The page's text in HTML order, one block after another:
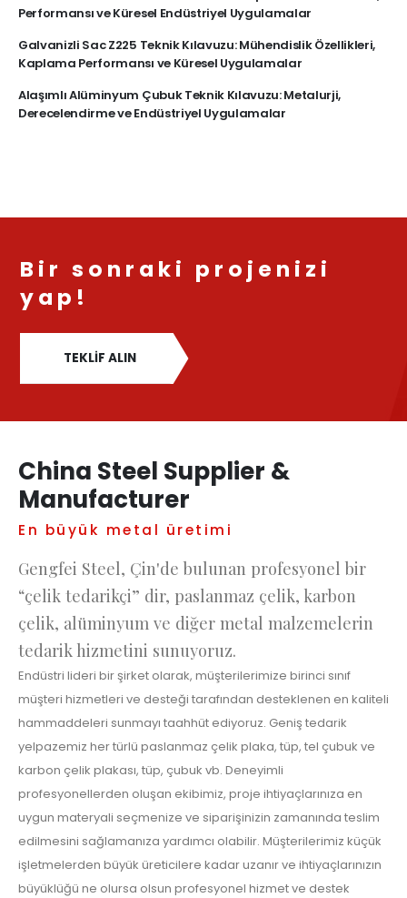
Performansı ve Küresel Endüstriyel Uygulamalar
Galvanizli Sac Z225 Teknik Kılavuzu: Mühendislik Özellikleri,
Kaplama Performansı ve Küresel Uygulamalar
Alaşımlı Alüminyum Çubuk Teknik Kılavuzu: Metalurji,
Derecelendirme ve Endüstriyel Uygulamalar
Bir sonraki projenizi
yap!
TEKLIF ALIN
China Steel Supplier &
Manufacturer
En büyük metal üretimi
Gengfei Steel, Çin'de bulunan profesyonel bir
“çelik tedarikçi” dir, paslanmaz çelik, karbon
çelik, alüminyum ve diğer metal malzemelerin
tedarik hizmetini sunuyoruz.
Endüstri lideri bir şirket olarak, müşterilerimize birinci sınıf
müşteri hizmetleri ve desteği tarafından desteklenen en kaliteli
hammaddeleri sunmayı taahhüt ediyoruz. Geniş tedarik
yelpazemiz her türlü paslanmaz çelik plaka, tüp, tel çubuk ve
karbon çelik plakası, tüp, çubuk vb. Deneyimli
profesyonellerden oluşan ekibimiz, proje ihtiyaçlarınıza en
uygun materyali seçmenize ve siparişinizin zamanında teslim
edilmesini sağlamanıza yardımcı olabilir. Müşterilerimiz küçük
işletmelerden büyük üreticilere kadar uzanır ve ihtiyaçlarınızın
büyüklüğü ne olursa olsun profesyonel hizmet ve destek